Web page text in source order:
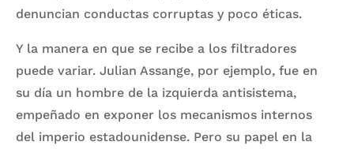
denuncian conductas corruptas y poco éticas.
Y la manera en que se recibe a los filtradores
puede variar. Julian Assange, por ejemplo, fue en
su día un hombre de la izquierda antisistema,
empeñado en exponer los mecanismos internos
del imperio estadounidense. Pero su papel en la